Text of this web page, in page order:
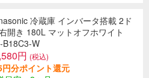
冷蔵庫 インバータ搭載 2ド
開き 180L マットオフホワイト
B18C3-W
円 (税込)
分ポイント還元